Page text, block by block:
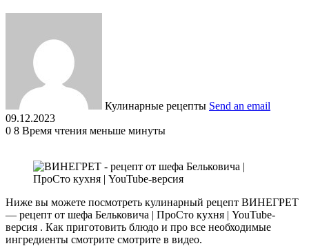
Кулинарные рецепты Send an email
09.12.2023
0 8 Время чтения меньше минуты
Ниже вы можете посмотреть кулинарный рецепт ВИНЕГРЕТ
— рецепт от шефа Бельковича | ПроСто кухня | YouTube-
версия . Как приготовить блюдо и про все необходимые
ингредиенты смотрите смотрите в видео.